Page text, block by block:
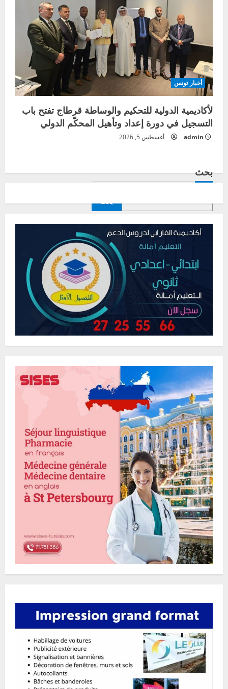
أخبار تونس
لأكاديمية الدولية للتحكيم والوساطة قرطاج تفتح باب
التسجيل في دورة إعداد وتأهيل المحكّم الدولي
admin أغسطس 5, 2026
بحث
بحث